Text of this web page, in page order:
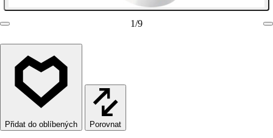
1/9
Porovnat